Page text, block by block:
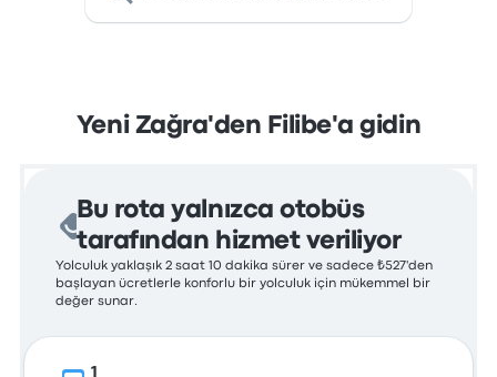
Yeni Zağra'den Filibe'a gidin
Bu rota yalnızca otobüs
tarafından hizmet veriliyor
Yolculuk yaklaşık 2 saat 10 dakika sürer ve sadece ₺527'den
başlayan ücretlerle konforlu bir yolculuk için mükemmel bir
değer sunar.